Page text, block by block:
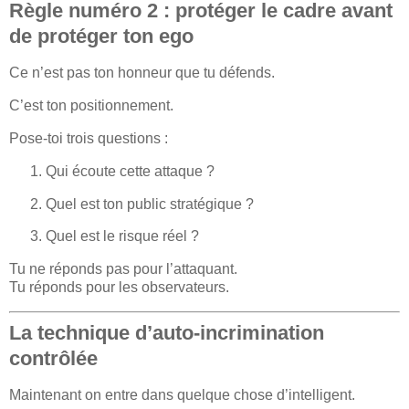
Règle numéro 2 : protéger le cadre avant
de protéger ton ego
Ce n’est pas ton honneur que tu défends.
C’est ton positionnement.
Pose-toi trois questions :
Qui écoute cette attaque ?
Quel est ton public stratégique ?
Quel est le risque réel ?
Tu ne réponds pas pour l’attaquant.
Tu réponds pour les observateurs.
La technique d’auto-incrimination
contrôlée
Maintenant on entre dans quelque chose d’intelligent.